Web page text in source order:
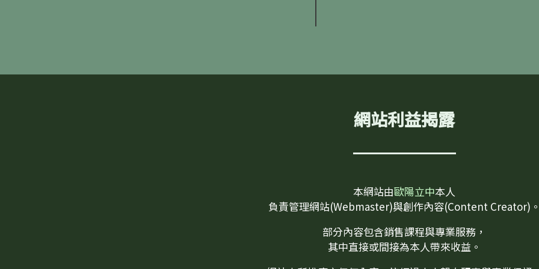
網站利益揭露
本網站由歐陽立中本人
負責管理網站(Webmaster)與創作內容(Content Creator)
部分內容包含銷售課程與專業服務，
其中直接或間接為本人帶來收益。